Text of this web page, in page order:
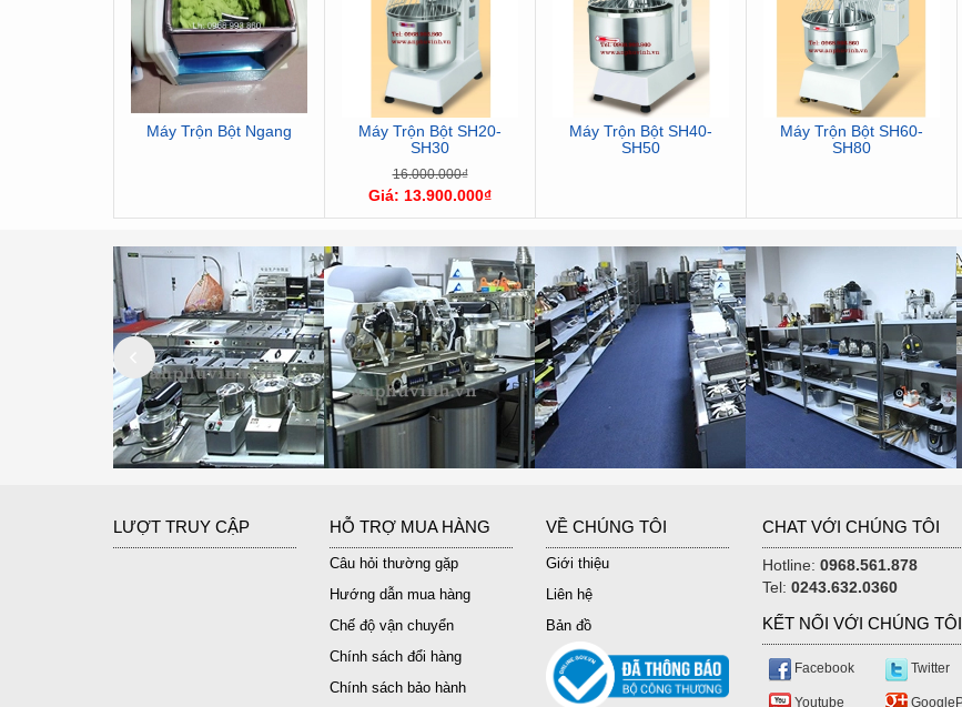
Máy Trộn Bột Ngang
Máy Trộn Bột SH20-
SH30
16.000.000₫
Giá: 13.900.000₫
Máy Trộn Bột SH40-
SH50
Máy Trộn Bột SH60-
SH80
LƯỢT TRUY CẬP HỖ TRỢ MUA HÀNG
Câu hỏi thường gặp
Hướng dẫn mua hàng
Chế độ vận chuyển
Chính sách đổi hàng
Chính sách bảo hành
VỀ CHÚNG TÔI
Giới thiệu
Liên hệ
Bản đồ
CHAT VỚI CHÚNG TÔI
Hotline: 0968.561.878
Tel: 0243.632.0360
KẾT NỐI VỚI CHÚNG TÔI
Facebook Twitter
Youtube